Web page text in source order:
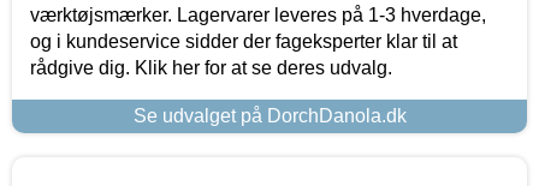
værktøjsmærker. Lagervarer leveres på 1-3 hverdage,
og i kundeservice sidder der fageksperter klar til at
rådgive dig. Klik her for at se deres udvalg.
Se udvalget på DorchDanola.dk